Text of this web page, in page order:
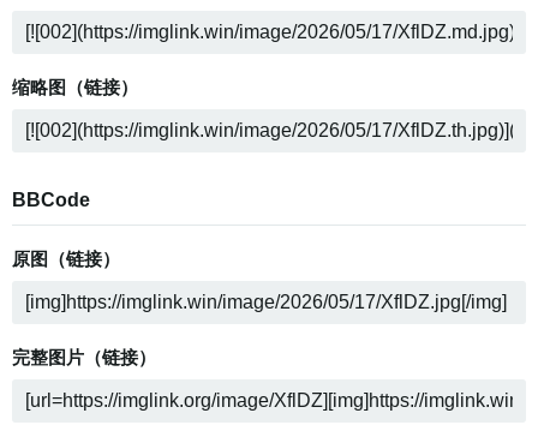
缩略图（链接）
BBCode
原图（链接）
完整图片（链接）